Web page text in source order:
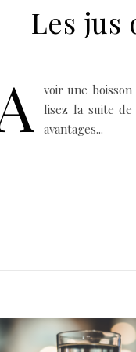
Les jus
voir une
lisez la suite
avantages...